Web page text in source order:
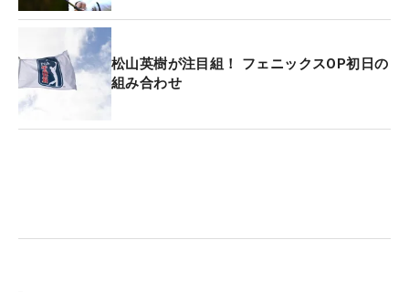
松山英樹が注目組！ フェニックスOP初日の
組み合わせ